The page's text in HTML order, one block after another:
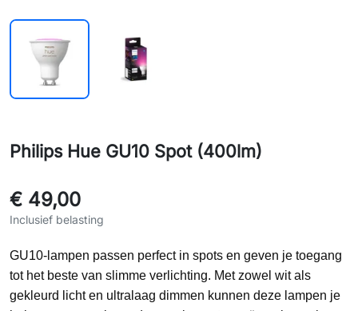
Philips Hue GU10 Spot (400lm)
€ 49,00
Inclusief belasting
GU10-lampen passen perfect in spots en geven je toegang
tot het beste van slimme verlichting. Met zowel wit als
gekleurd licht en ultralaag dimmen kunnen deze lampen je